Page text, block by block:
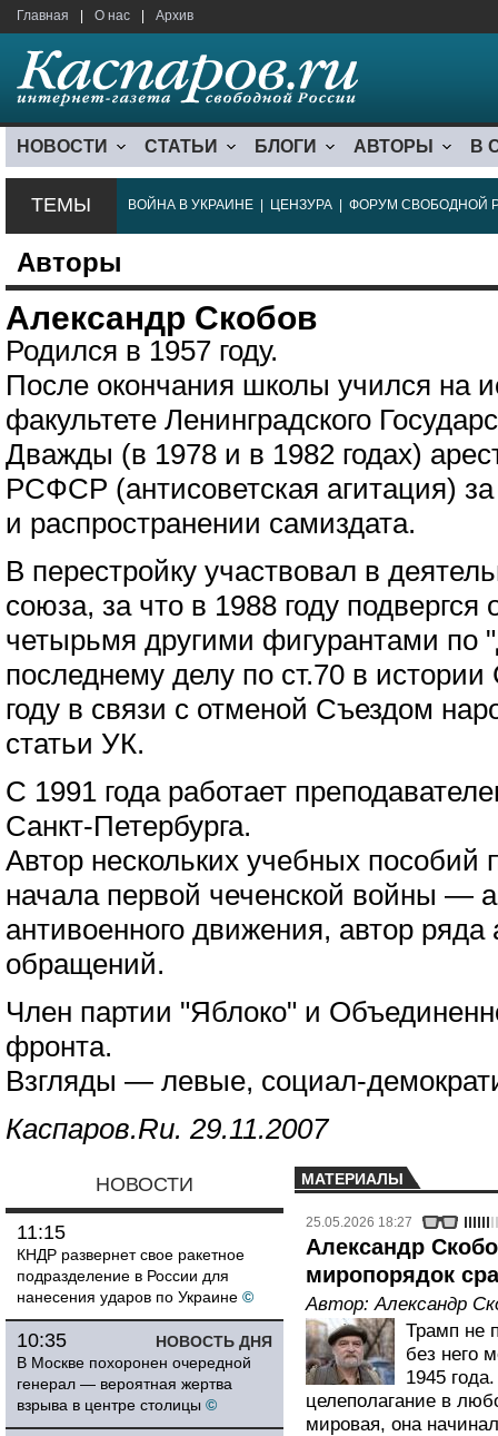
Главная О нас Архив
НОВОСТИ СТАТЬИ БЛОГИ АВТОРЫ В
ТЕМЫ ВОЙНА В УКРАИНЕ ЦЕНЗУРА ФОРУМ СВОБОДНОЙ
Авторы
Александр Скобов
Родился в 1957 году.
После окончания школы учился на
факультете Ленинградского
Дважды (в 1978 и в 1982 годах)
РСФСР (антисоветская агитация) за
и распространении самиздата.
В перестройку участвовал в
союза, за что в 1988 году подвергся
четырьмя другими фигурантами
последнему делу по ст.70 в
году в связи с отменой Съездом
статьи УК.
С 1991 года работает
Санкт-Петербурга.
Автор нескольких учебных пособий
начала первой чеченской войны —
антивоенного движения, автор ряда
обращений.
Член партии "Яблоко" и
фронта.
Взгляды — левые, социал-
Каспаров.Ru. 29.11.2007
НОВОСТИ
11:15
КНДР развернет свое ракетное
подразделение в России для
нанесения ударов по Украине ©
НОВОСТЬ ДНЯ
10:35
В Москве похоронен очередной
генерал — вероятная жертва
взрыва в центре столицы ©
МАТЕРИАЛЫ
25.05.2026 18:27
Александр
миропорядок
Автор:Александр
Трамп не
без него
1945
целеполагание в
мировая, она